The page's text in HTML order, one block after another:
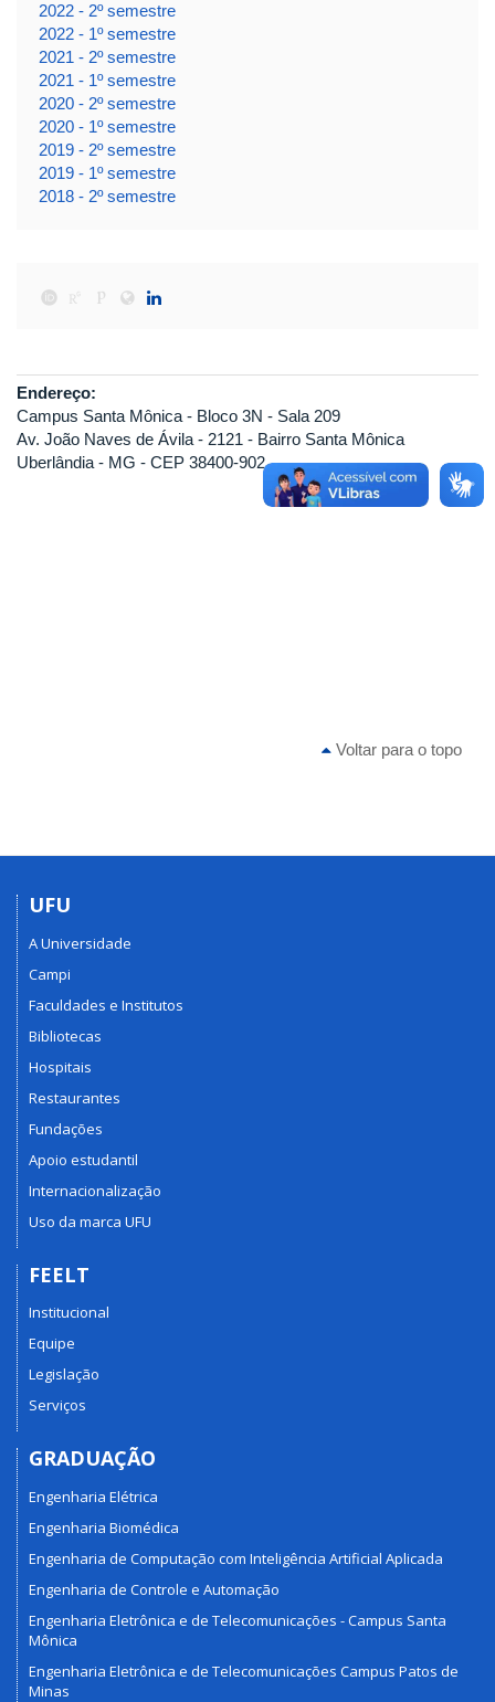
2022 - 2º semestre
2022 - 1º semestre
2021 - 2º semestre
2021 - 1º semestre
2020 - 2º semestre
2020 - 1º semestre
2019 - 2º semestre
2019 - 1º semestre
2018 - 2º semestre
Endereço:
Campus Santa Mônica - Bloco 3N - Sala 209
Av. João Naves de Ávila - 2121 - Bairro Santa Mônica
Uberlândia - MG - CEP 38400-902
Voltar para o topo
UFU
A Universidade
Campi
Faculdades e Institutos
Bibliotecas
Hospitais
Restaurantes
Fundações
Apoio estudantil
Internacionalização
Uso da marca UFU
FEELT
Institucional
Equipe
Legislação
Serviços
GRADUAÇÃO
Engenharia Elétrica
Engenharia Biomédica
Engenharia de Computação com Inteligência Artificial Aplicada
Engenharia de Controle e Automação
Engenharia Eletrônica e de Telecomunicações - Campus Santa
Mônica
Engenharia Eletrônica e de Telecomunicações Campus Patos de
Minas